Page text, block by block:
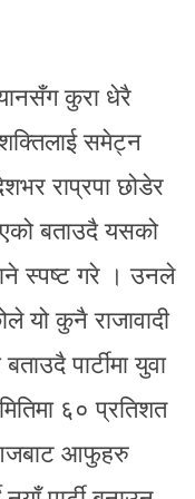
कुरा धेरै
शक्तिलाई समेट्न
राप्रपा छोडेर
बताउदै यसको
स्पष्ट गरे । उनले
यो कुनै राजावादी
पार्टीमा युवा
६० प्रतिशत
आफुहरु